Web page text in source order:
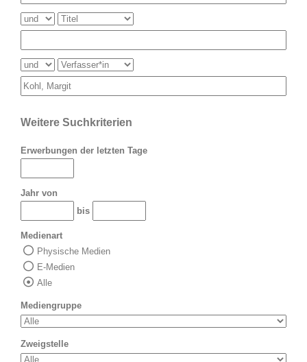
Weitere Suchkriterien
Erwerbungen der letzten Tage
Jahr von
bis
Medienart
Physische Medien
E-Medien
Alle
Mediengruppe
Zweigstelle